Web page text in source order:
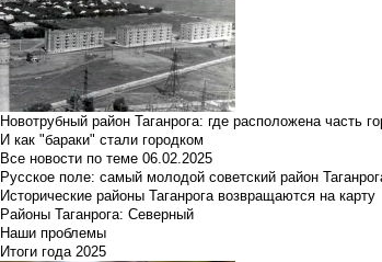
Новотрубный район Таганрога: где расположена часть
И как "бараки" стали городком
Все новости по теме 06.02.2025
Русское поле: самый молодой советский район
Исторические районы Таганрога возвращаются на карту
Районы Таганрога: Северный
Наши проблемы
Итоги года 2025